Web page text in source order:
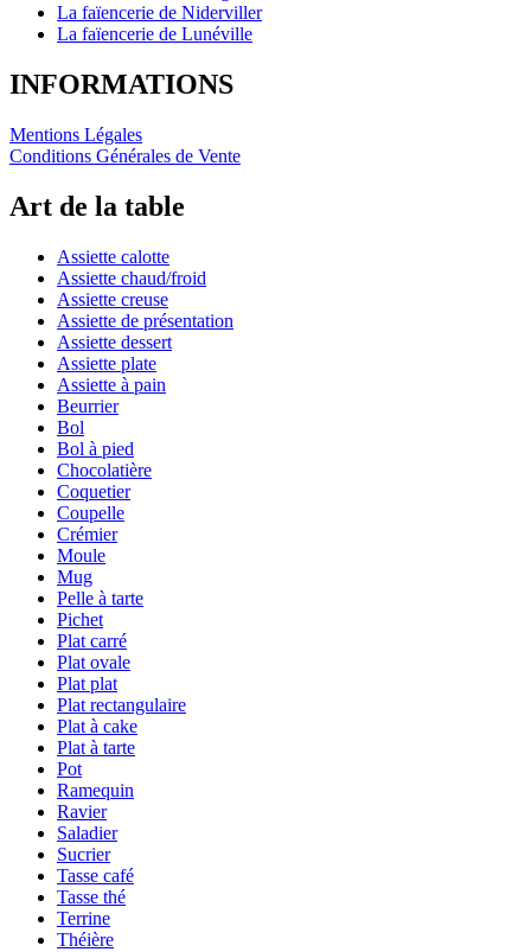
La faïencerie de Niderviller
La faïencerie de Lunéville
INFORMATIONS
Mentions Légales
Conditions Générales de Vente
Art de la table
Assiette calotte
Assiette chaud/froid
Assiette creuse
Assiette de présentation
Assiette dessert
Assiette plate
Assiette à pain
Beurrier
Bol
Bol à pied
Chocolatière
Coquetier
Coupelle
Crémier
Moule
Mug
Pelle à tarte
Pichet
Plat carré
Plat ovale
Plat plat
Plat rectangulaire
Plat à cake
Plat à tarte
Pot
Ramequin
Ravier
Saladier
Sucrier
Tasse café
Tasse thé
Terrine
Théière